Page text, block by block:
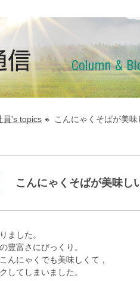
員's topics こんにゃくそばが美味
こんにゃくそばが美味し
ました。
豊富さにびっくり。
んにゃくでも美味しくて，
してしまいました。